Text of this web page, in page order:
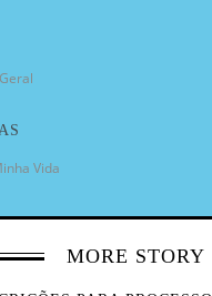
MORE STORY
Vida